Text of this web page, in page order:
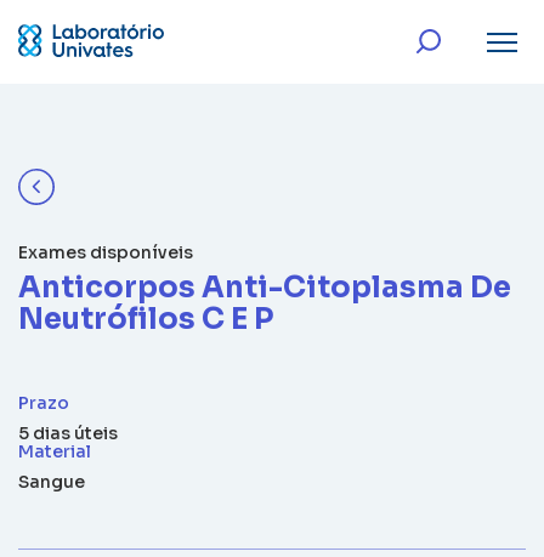
Exames disponíveis
Anticorpos Anti-Citoplasma De
Neutrófilos C E P
Prazo
5 dias úteis
Material
Sangue